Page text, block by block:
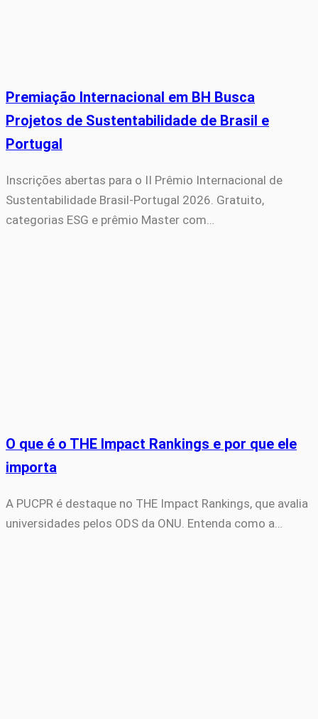
Premiação Internacional em BH Busca
Projetos de Sustentabilidade de Brasil e
Portugal
Inscrições abertas para o II Prêmio Internacional de
Sustentabilidade Brasil-Portugal 2026. Gratuito,
categorias ESG e prêmio Master com…
O que é o THE Impact Rankings e por que ele
importa
A PUCPR é destaque no THE Impact Rankings, que avalia
universidades pelos ODS da ONU. Entenda como a…